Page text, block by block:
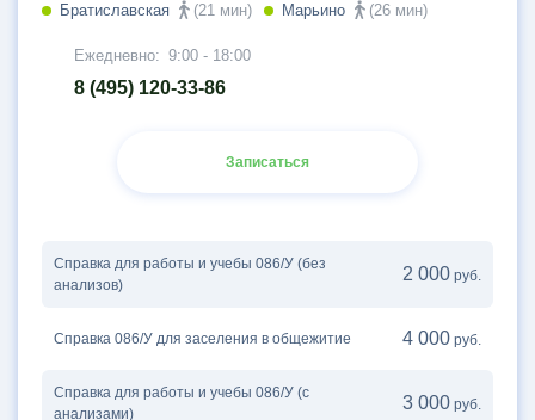
Братиславская (21 мин) Марьино (26 мин)
Ежедневно: 9:00 - 18:00
8 (495) 120-33-86
Записаться
Справка для работы и учебы 086/У (без
анализов)
2 000 руб.
Справка 086/У для заселения в общежитие 4 000 руб.
Справка для работы и учебы 086/У (с
анализами)
3 000 руб.